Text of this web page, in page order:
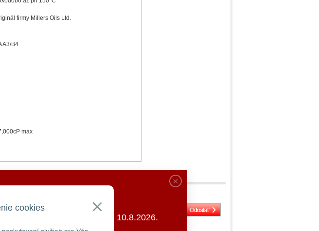
cookies
firmy Millers Oils Ltd.
A3/B4
max
Prihlásiť
Zabudnuté heslo
začneme vybavovať 10.8.2026.